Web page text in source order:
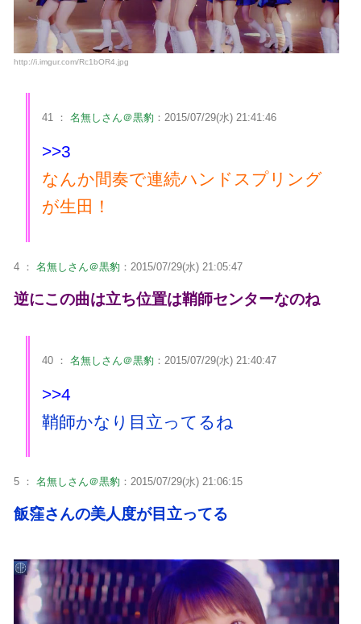
http://i.imgur.com/Rc1bOR4.jpg
41 ： 名無しさん＠黒豹 ：2015/07/29(水) 21:41:46
>>3
なんか間奏で連続ハンドスプリング
が生田！
4 ： 名無しさん＠黒豹 ：2015/07/29(水) 21:05:47
逆にこの曲は立ち位置は鞘師センターなのね
40 ： 名無しさん＠黒豹 ：2015/07/29(水) 21:40:47
>>4
鞘師かなり目立ってるね
5 ： 名無しさん＠黒豹 ：2015/07/29(水) 21:06:15
飯窪さんの美人度が目立ってる